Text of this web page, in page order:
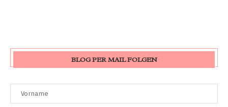
BLOG PER MAIL FOLGEN